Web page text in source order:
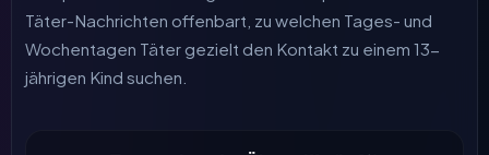
Täter-Nachrichten offenbart, zu welchen Tages- und
Wochentagen Täter gezielt den Kontakt zu einem 13-
jährigen Kind suchen.